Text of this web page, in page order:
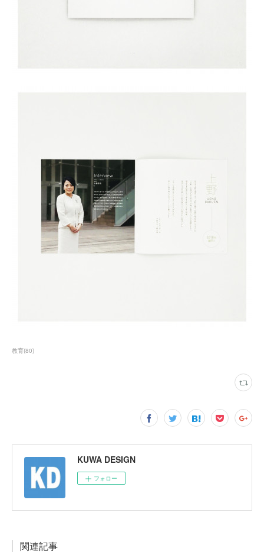
教育(80)
KUWA DESIGN
フォロー
関連記事